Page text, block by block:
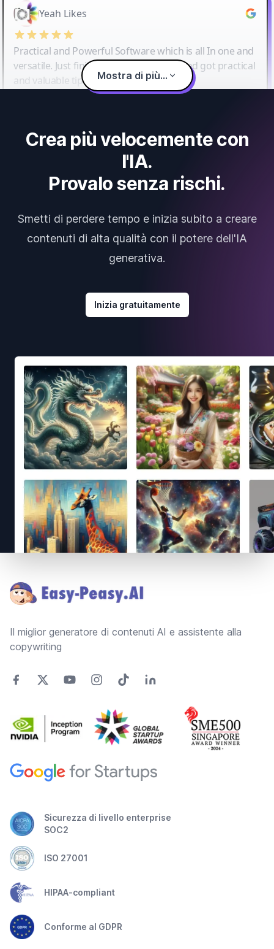
Yeah Likes
Practical and Powerful Software which is all In one and
versatile. Just finished their workshop and got practical
and valuable tips and tricks.
Mostra di più...
Crea più velocemente con
l'IA.
Provalo senza rischi.
Smetti di perdere tempo e inizia subito a creare
contenuti di alta qualità con il potere dell'IA
generativa.
Inizia gratuitamente
Il miglior generatore di contenuti AI e assistente alla
copywriting
Sicurezza di livello enterprise
SOC2
ISO 27001
HIPAA-compliant
Conforme al GDPR